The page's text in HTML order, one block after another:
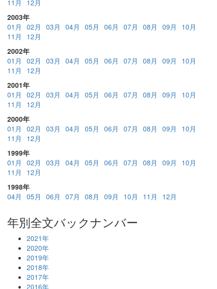
11月
12月
2003年
01月
02月 03月 04月 05月 06月 07月 08月 09月
10月
11月
12月
2002年
01月
02月 03月 04月 05月 06月 07月 08月 09月
10月
11月
12月
2001年
01月
02月 03月 04月 05月 06月 07月 08月 09月
10月
11月
12月
2000年
01月
02月 03月 04月 05月 06月 07月 08月 09月
10月
11月
12月
1999年
01月
02月 03月 04月 05月 06月 07月 08月 09月
10月
11月
12月
1998年
04月
05月 06月 07月 08月 09月 10月 11月 12月
年別全文バックナンバー
2021年
2020年
2019年
2018年
2017年
2016年